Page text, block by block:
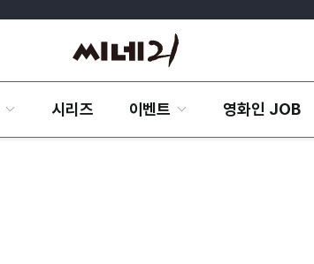
시리즈 이벤트 영화인 JOB